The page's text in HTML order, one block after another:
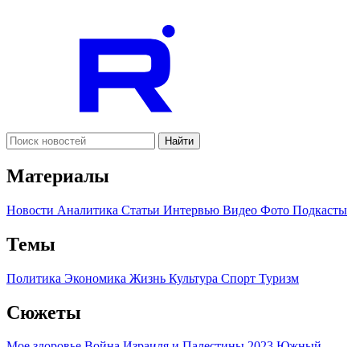
Найти
Материалы
Новости Аналитика Статьи Интервью Видео Фото Подкасты
Темы
Политика Экономика Жизнь Культура Спорт Туризм
Сюжеты